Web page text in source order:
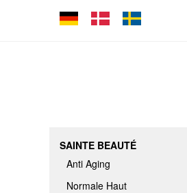
SAINTE BEAUTÉ
Anti Aging
Normale Haut